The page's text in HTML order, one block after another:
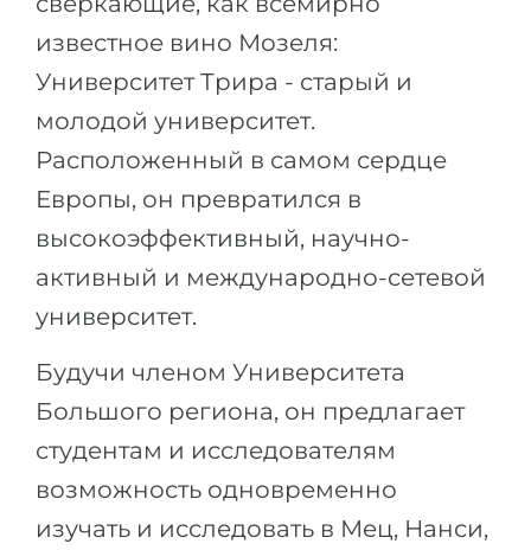
Города
ПРОФЕССИИ
Профессии
Специальности
КАРЬЕРНОЕ ОРИЕНТИРОВАНИЕ
Тест Голланда
Успех
100%
ПОСТУПАЕМ НА...
Медицина
Инженерия
Физика
Менеджмент
Другая специальность
Украина
Армения
известное вино Мозеля:
Университет Трира - старый и
молодой университет.
Расположенный в самом сердце
Европы, он превратился в
высокоэффективный, научно-
активный и международно-сетевой
университет.
Будучи членом Университета
Большого региона, он предлагает
студентам и исследователям
возможность одновременно
изучать и исследовать в Мец, Нанси,